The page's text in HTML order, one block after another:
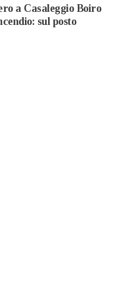
a Casaleggio Boiro
sul posto